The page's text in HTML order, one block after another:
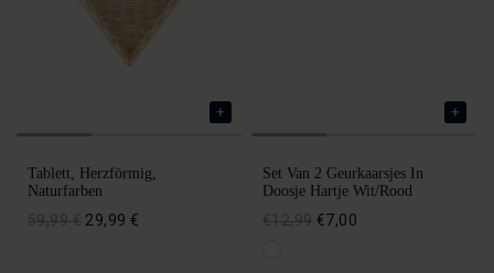
Tablett, Herzförmig,
Naturfarben
59,99 € 29,99 €
Set Van 2 Geurkaarsjes In
Doosje Hartje Wit/rood
€12,99 €7,00